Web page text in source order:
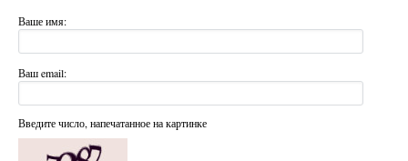
Ваше имя:
Ваш email:
Введите число, напечатанное на картинке